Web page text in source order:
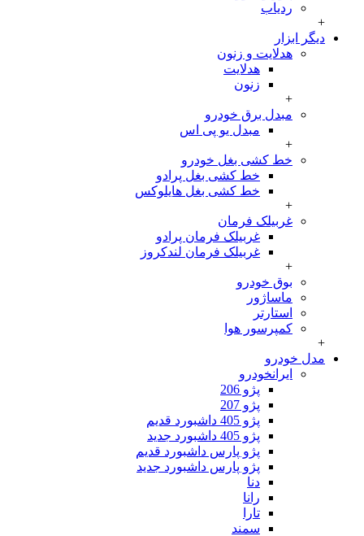
ردیاب
+
دیگر ابزار
هدلایت و زنون
هدلایت
زنون
+
مبدل برق خودرو
مبدل یو پی اس
+
خط کشی بغل خودرو
خط کشی بغل پرادو
خط کشی بغل هایلوکس
+
غربیلک فرمان
غربیلک فرمان پرادو
غربیلک فرمان لندکروز
+
بوق خودرو
ماساژور
استارتر
کمپرسور هوا
+
مدل خودرو
ایرانخودرو
پژو 206
پژو 207
پژو 405 داشبورد قدیم
پژو 405 داشبورد جدید
پژو پارس داشبورد قدیم
پژو پارس داشبورد جدید
دنا
رانا
تارا
سمند